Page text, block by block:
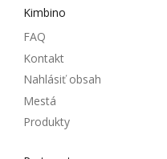
Kimbino
FAQ
Kontakt
Nahlásiť obsah
Mestá
Produkty